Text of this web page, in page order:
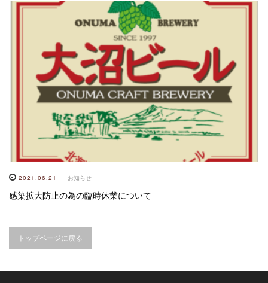
2021.06.21 お知らせ
感染拡大防止の為の臨時休業について
トップページに戻る